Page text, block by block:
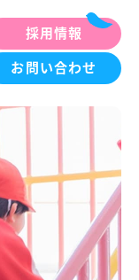
採用情報
お問い合わせ